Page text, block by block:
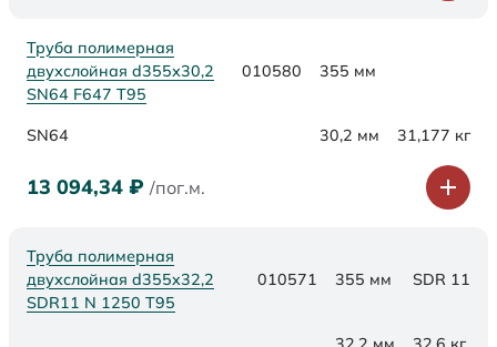
Труба полимерная
двухслойная d355х30,2
SN64 F647 Т95
010580 355 мм
SN64 30,2 мм 31,177 кг
13 094,34 ₽ /пог.м.
Труба полимерная
двухслойная d355x32,2
SDR11 N 1250 Т95
010571 355 мм SDR 11